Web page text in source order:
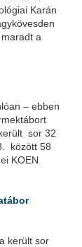
Karán
a
– ebben
sor 32
között 58
KOEN
került sor